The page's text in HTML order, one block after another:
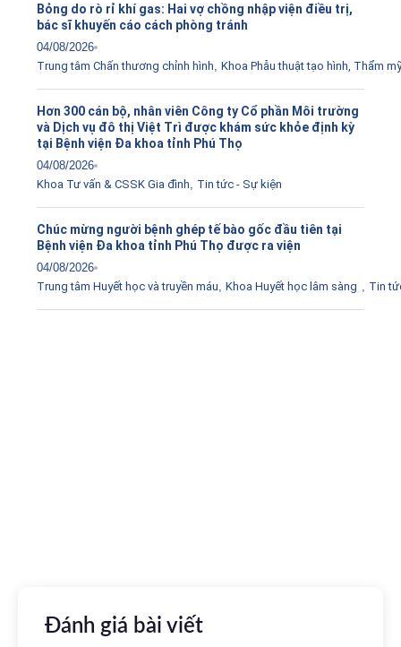
Bỏng do rò rỉ khí gas: Hai vợ chồng nhập viện điều trị,
bác sĩ khuyến cáo cách phòng tránh
04/08/2026
Trung tâm Chấn thương chỉnh hình Khoa Phẫu thuật tạo hình, Thẩm
Hơn 300 cán bộ, nhân viên Công ty Cổ phần Môi trường
và Dịch vụ đô thị Việt Trì được khám sức khỏe định kỳ
tại Bệnh viện Đa khoa tỉnh Phú Thọ
04/08/2026
Khoa Tư vấn & CSSK Gia đình
Tin tức - Sự kiện
Chúc mừng người bệnh ghép tế bào gốc đầu tiên tại
Bệnh viện Đa khoa tỉnh Phú Thọ được ra viện
04/08/2026
Trung tâm Huyết học và truyền máu Khoa Huyết học lâm sàng Tin
Đánh giá bài viết